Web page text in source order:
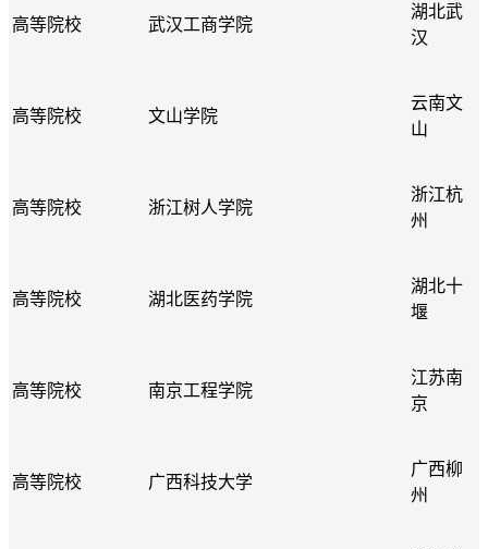
高等院校 武汉工商学院
湖北武
汉
高等院校 文山学院
云南文
山
高等院校 浙江树人学院
浙江杭
州
高等院校 湖北医药学院
湖北十
堰
高等院校 南京工程学院
江苏南
京
高等院校 广西科技大学
广西柳
州